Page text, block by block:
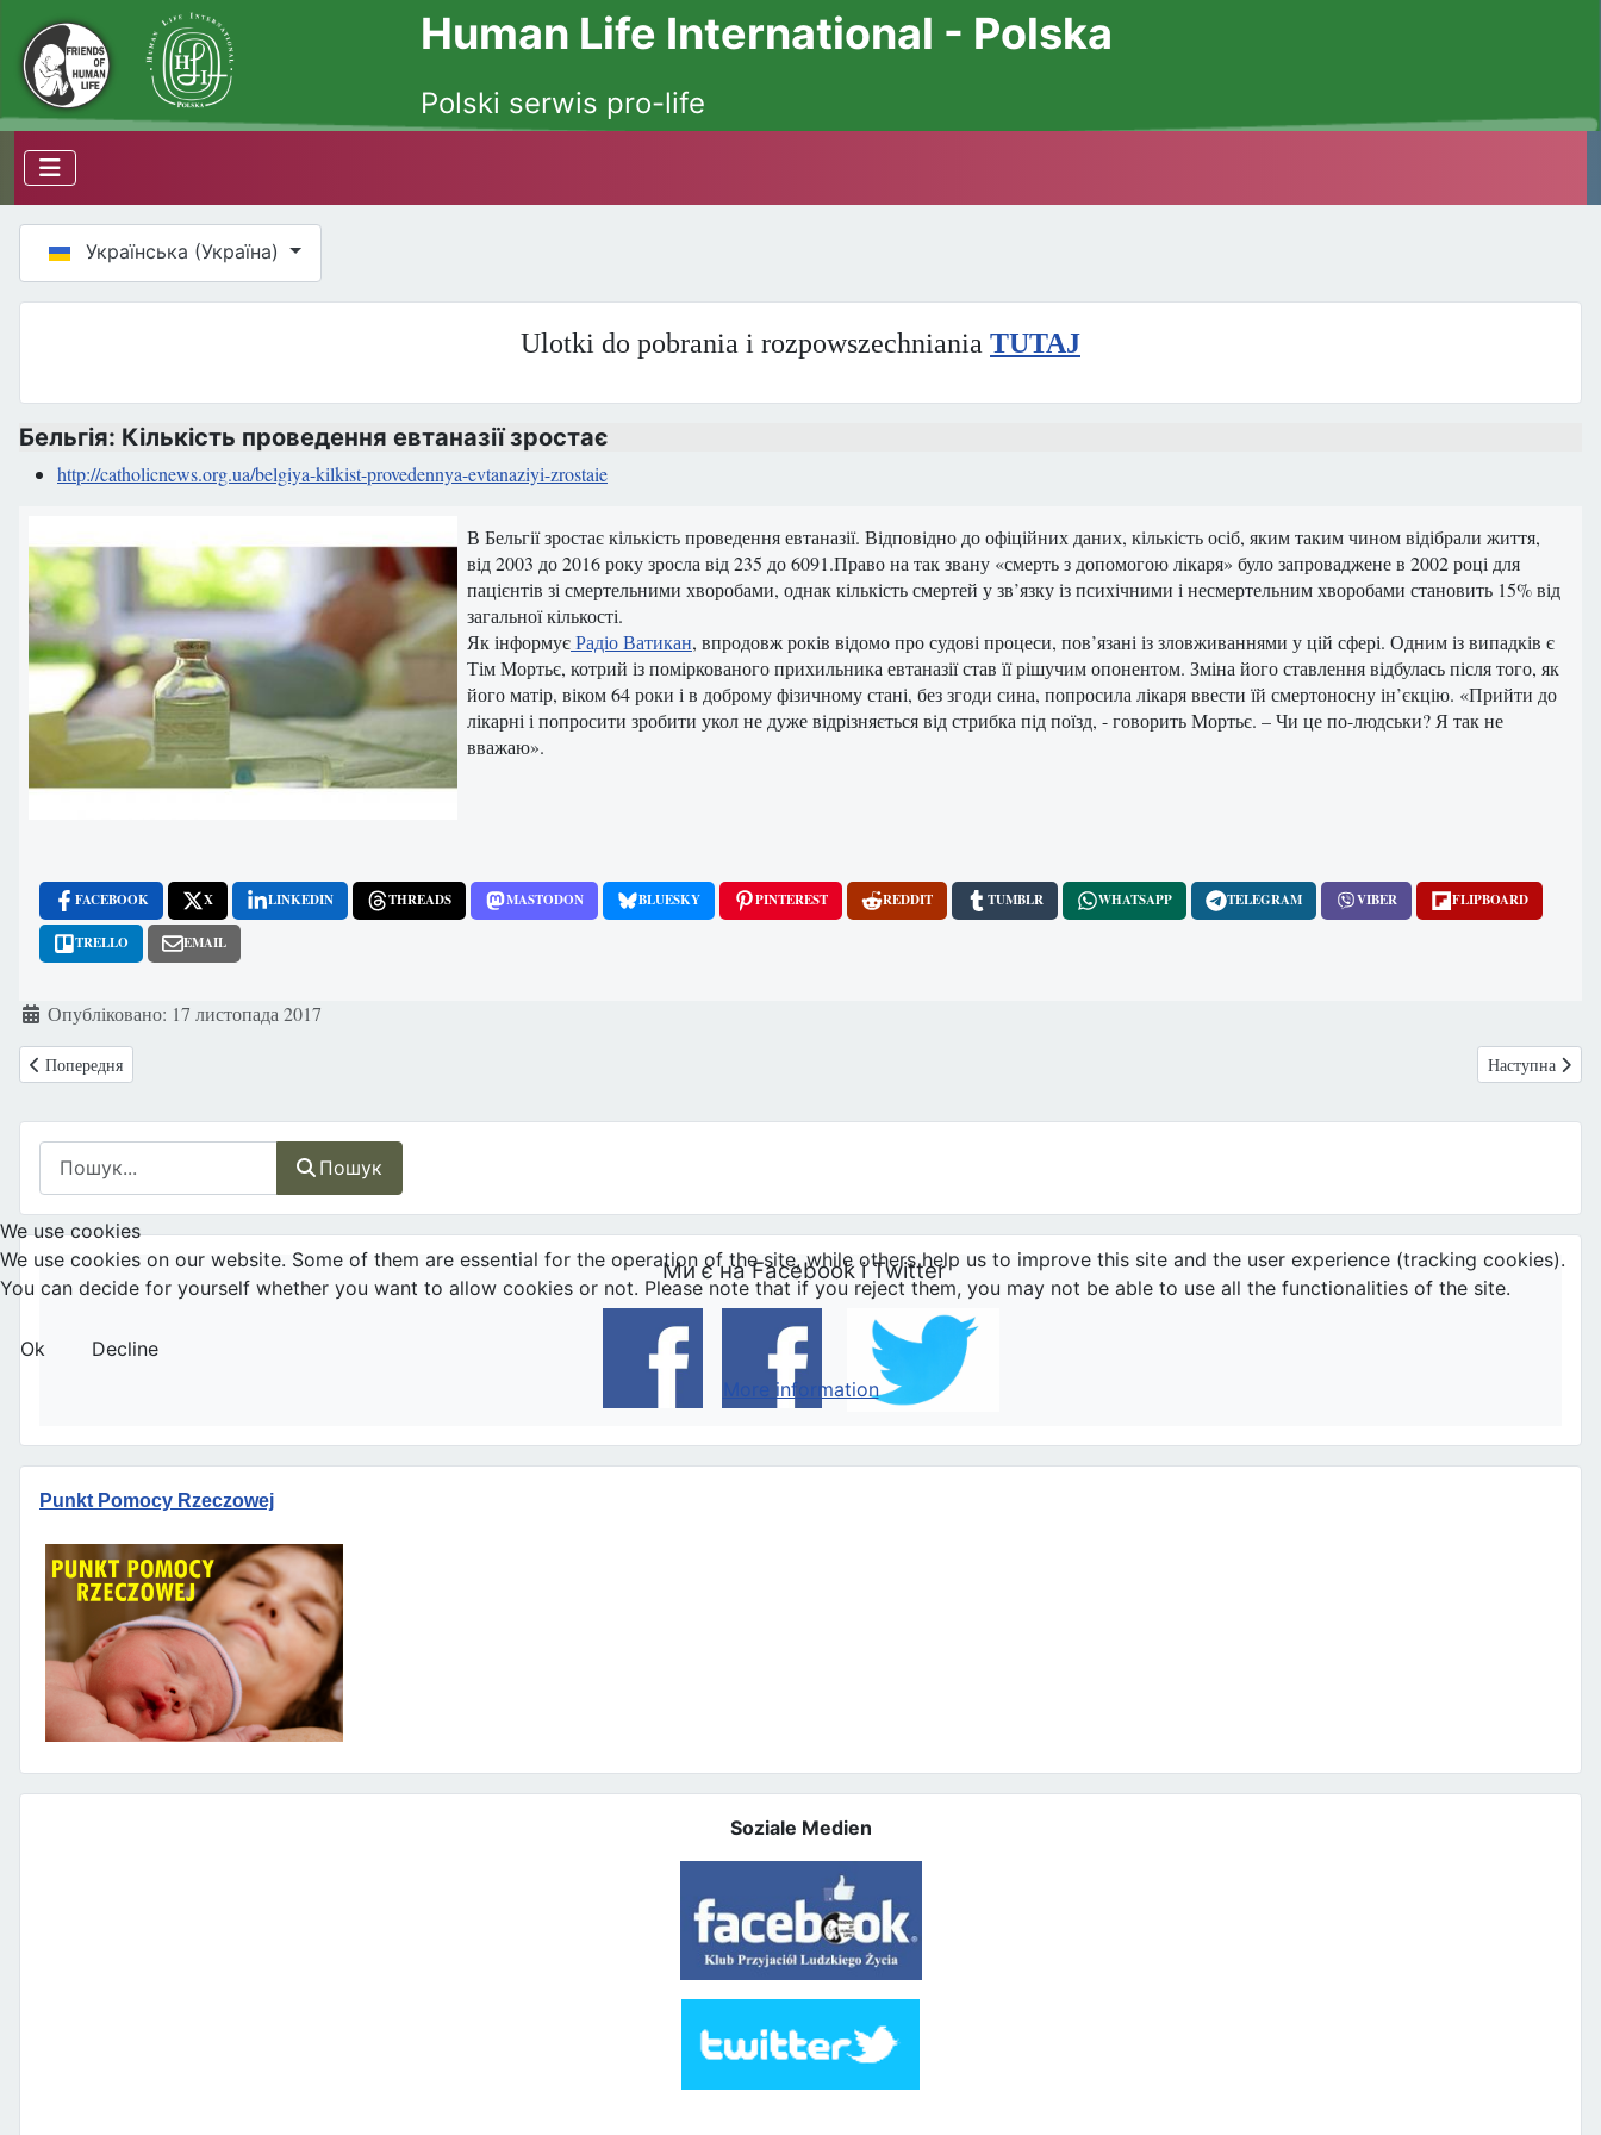
Human Life International - Polska
Polski serwis pro-life
Пошук
Ми є на Facebook і Twitter
Punkt Pomocy Rzeczowej
Soziale Medien
Оберіть свою мову
Українська (Україна)
Ulotki do pobrania i rozpowszechniania TUTAJ
Бельгія: Кількість проведення евтаназії зростає
http://catholicnews.org.ua/belgiya-kilkist-provedennya-evtanaziyi-zrostaie
В Бельгії зростає кількість проведення евтаназії. Відповідно до офіційних даних, кількість осіб, яким таким чином відібрали життя,
від 2003 до 2016 року зросла від 235 до 6091.Право на так звану «смерть з допомогою лікаря» було запроваджене в 2002 році для
пацієнтів зі смертельними хворобами, однак кількість смертей у зв’язку із психічними і несмертельним хворобами становить 15% від
загальної кількості.
Як інформуєРадіо Ватикан, впродовж років відомо про судові процеси, пов’язані із зловживаннями у цій сфері. Одним із випадків є
Тім Мортьє, котрий із поміркованого прихильника евтаназії став її рішучим опонентом. Зміна його ставлення відбулась після того, як
його матір, віком 64 роки і в доброму фізичному стані, без згоди сина, попросила лікаря ввести їй смертоносну ін’єкцію. «Прийти до
лікарні і попросити зробити укол не дуже відрізняється від стрибка під поїзд, - говорить Мортьє. – Чи це по-людськи? Я так не
вважаю».
FACEBOOK X LINKEDIN THREADS MASTODON BLUESKY PINTEREST REDDIT TUMBLR WHATSAPP TELEGRAM VIBER FLIPBOARD
TRELLO EMAIL
ДеталіОпубліковано: 17 листопада 2017
Попередня стаття: Шотландія: Дозволили жінкам аборти в домашніх умовах
Попередня Наступна
Наступна
We use cookies
We use cookies on our website. Some of them are essential for the operation of the site, while others help us to improve this site and the user experience (tracking cookies).
You can decide for yourself whether you want to allow cookies or not. Please note that if you reject them, you may not be able to use all the functionalities of the site.
Ok
Decline
More information